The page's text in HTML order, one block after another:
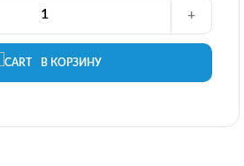
В КОРЗИНУ
+